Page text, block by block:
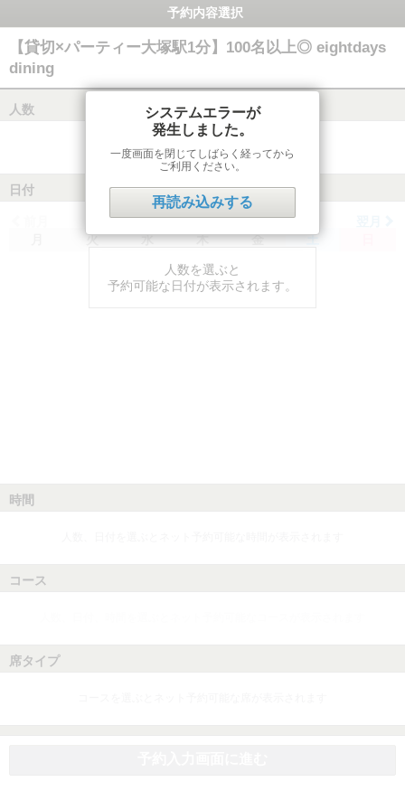
予約内容選択
【貸切×パーティー大塚駅1分】100名以上◎ eightdays
dining
人数
日付
火 水 木 金 土
人数を選ぶと
予約可能な日付が表示されます。
時間
コース
席タイプ
システムエラーが
発生しました。
一度画面を閉じてしばらく経ってから
ご利用ください。
再読み込みする